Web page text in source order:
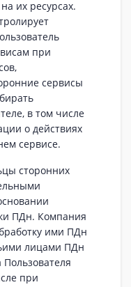
их ресурсах.
при
сервисы
в том числе
о действиях
сервисе.
сторонних
ПДн. Компания
ими ПДн
лицами ПДн
Пользователя
при